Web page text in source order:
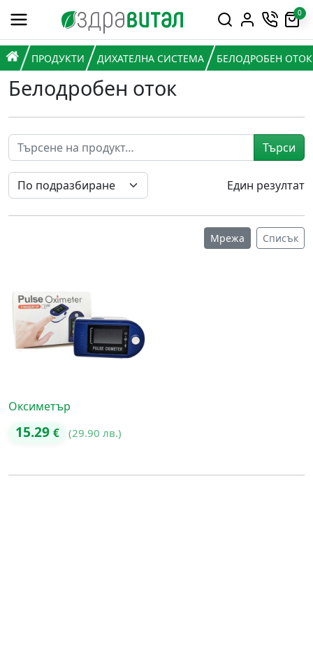
Премини към съдържанието
Горна навигация
0
Главна навигация
НАЧАЛО
ПРОДУКТИ ДИХАТЕЛНА СИСТЕМА БЕЛОДРОБЕН ОТОК
Белодробен оток
Един резултат
Търси
Мрежа Списък
Оксиметър
15.29 € (29.90 лв.)